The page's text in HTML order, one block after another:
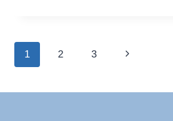
GRØNT
Side
1 2 3
Næste